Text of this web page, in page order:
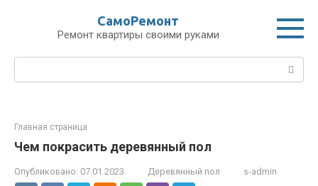
СамоРемонт
Ремонт квартиры своими руками
Поиск:
Главная страница
Чем покрасить деревянный пол
Опубликовано: 07.01.2023 Деревянный пол s-admin